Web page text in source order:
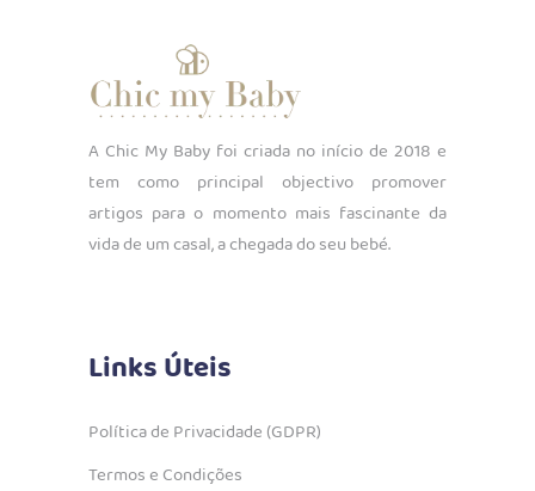
A Chic My Baby foi criada no início de 2018 e
tem como principal objectivo promover
artigos para o momento mais fascinante da
vida de um casal, a chegada do seu bebé.
Links Úteis
Política de Privacidade (GDPR)
Termos e Condições